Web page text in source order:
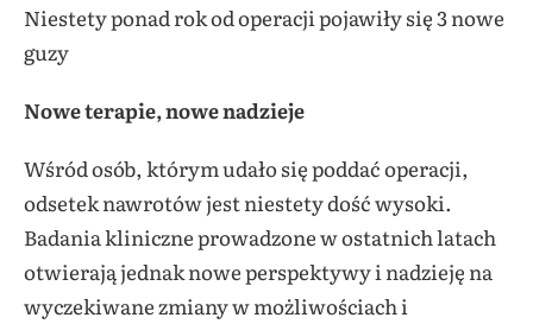
Niestety ponad rok od operacji pojawiły się 3 nowe
guzy
Nowe terapie, nowe nadzieje
Wśród osób, którym udało się poddać operacji,
odsetek nawrotów jest niestety dość wysoki.
Badania kliniczne prowadzone w ostatnich latach
otwierają jednak nowe perspektywy i nadzieję na
wyczekiwane zmiany w możliwościach i